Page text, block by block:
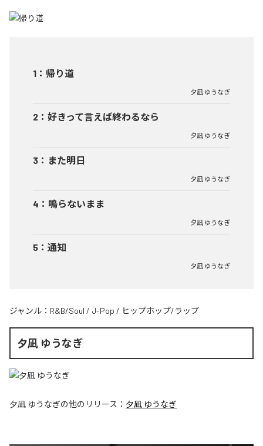
1 ： 帰り道
夕凪 ゆうなぎ
2 ： 好きって言えば終わるなら
夕凪 ゆうなぎ
3 ： また明日
夕凪 ゆうなぎ
4 ： 鳴らないまま
夕凪 ゆうなぎ
5 ： 通知
夕凪 ゆうなぎ
ジャンル： R&B/Soul / J-Pop / ヒップホップ/ラップ
夕凪 ゆうなぎ
夕凪 ゆうなぎの他のリリース： 夕凪 ゆうなぎ